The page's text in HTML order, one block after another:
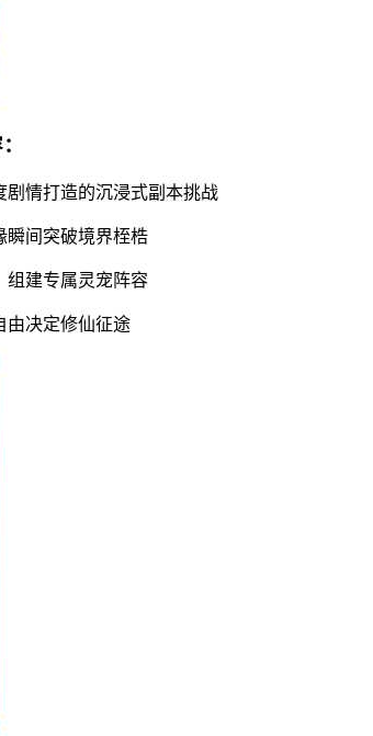
剧情打造的沉浸式副本挑战
瞬间突破境界桎梏
组建专属灵宠阵容
由决定修仙征途